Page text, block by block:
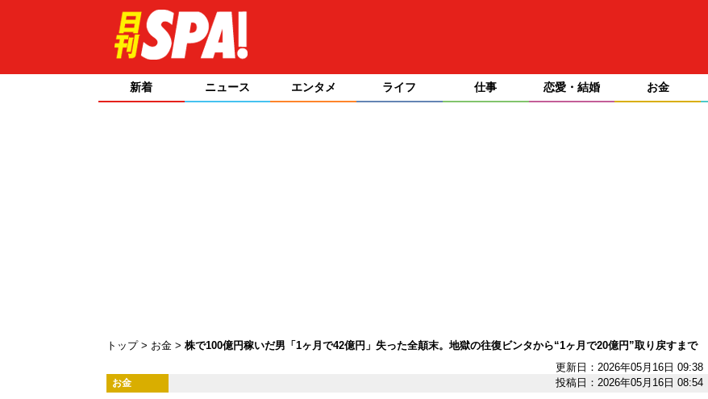
新着 ニュース エンタメ ライフ 仕事 恋愛・結婚 お金
トップ お金
株で100億円稼いだ男「1ヶ月で42億円」失った全顛末。地獄の往復ビンタから“1ヶ月で20億円”取り戻すまで
更新日：2026年05月16日 09:38
お金 投稿日：2026年05月16日 08:54